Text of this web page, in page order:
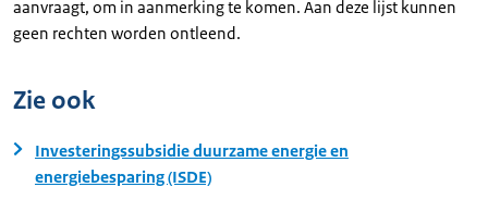
aanvraagt, om in aanmerking te komen. Aan deze lijst kunnen
geen rechten worden ontleend.
Zie ook
Investeringssubsidie duurzame energie en
energiebesparing (ISDE)